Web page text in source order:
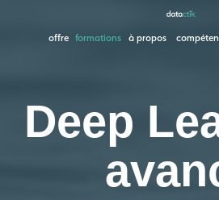
offre formations à propos
Deep